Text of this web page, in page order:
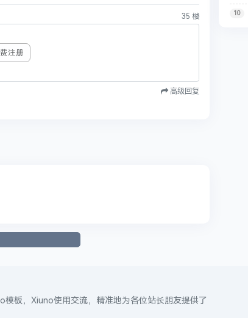
用于非法用途！
35 楼
注册
高级回复
10
板，Xiuno使用交流，精准地为各位站长朋友提供了